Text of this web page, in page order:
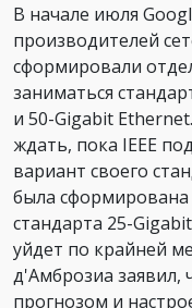
В начале июля
производителей
сформировали
заниматься
и 50-Gigabit
ждать, пока IEEE
вариант своего
была сформирована
стандарта 25-
уйдет по крайней
д'Амброзиа заявил,
прогнозом и